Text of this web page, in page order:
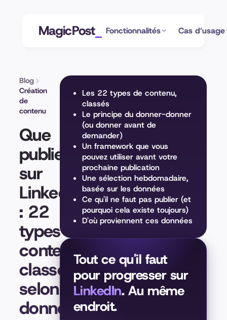
MagicPost Fonctionnalités Cas d’usage
Blog
Création
de
contenu
Que
publier
sur
LinkedIn
: 22
types de
contenus
classés
selon les
données
Les 22 types de contenu,
classés
Le principe du donner-donner
(ou donner avant de
demander)
Un framework que vous
pouvez utiliser avant votre
prochaine publication
Une sélection hebdomadaire,
basée sur les données
Ce qu'il ne faut pas publier (et
pourquoi cela existe toujours)
D'où proviennent ces données
Tout ce qu'il faut
pour progresser sur
LinkedIn. Au même
endroit.